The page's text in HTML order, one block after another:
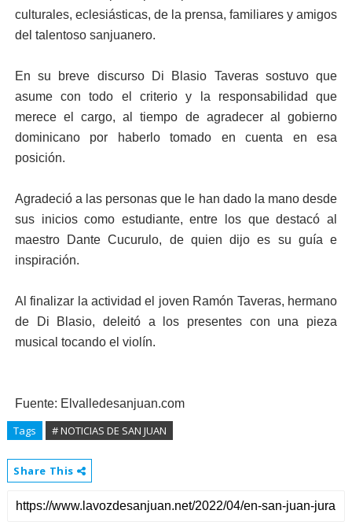
culturales, eclesiásticas, de la prensa, familiares y amigos
del talentoso sanjuanero.
En su breve discurso Di Blasio Taveras sostuvo que
asume con todo el criterio y la responsabilidad que
merece el cargo, al tiempo de agradecer al gobierno
dominicano por haberlo tomado en cuenta en esa
posición.
Agradeció a las personas que le han dado la mano desde
sus inicios como estudiante, entre los que destacó al
maestro Dante Cucurulo, de quien dijo es su guía e
inspiración.
Al finalizar la actividad el joven Ramón Taveras, hermano
de Di Blasio, deleitó a los presentes con una pieza
musical tocando el violín.
Fuente: Elvalledesanjuan.com
Tags # NOTICIAS DE SAN JUAN
Share This